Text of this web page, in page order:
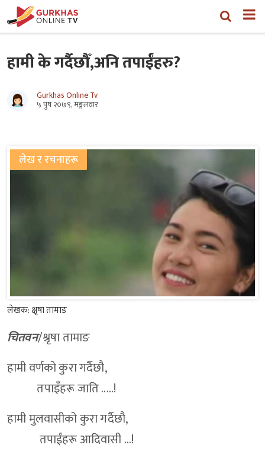
हामी के गर्दैछौँ,अनि तपाईंहरु?
Gurkhas Online Tv
५ पुष २०७९, मङ्गलवार
लेख र रचनाहरू
लेखक: क्षृषा तामाङ
चितवन/श्रृषा तामाङ
हामी वर्णको कुरा गर्दैछौ,
तपाइँहरू जाति .....!
हामी मुलवासीको कुरा गर्दैछौ,
तपाईंहरू आदिवासी ...!